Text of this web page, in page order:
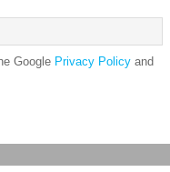
Google Privacy Policy and